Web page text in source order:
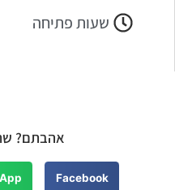
שעות פתיחה
אהבתם?
Facebook